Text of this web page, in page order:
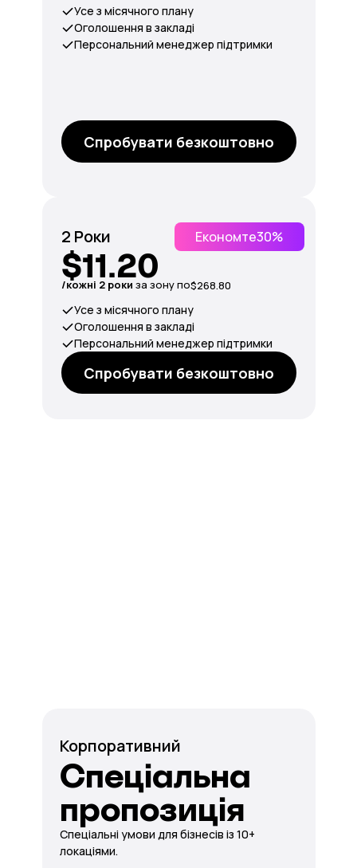
Усе з місячного плану
Оголошення в закладі
Персональний менеджер підтримки
Спробувати безкоштовно
2 Роки Економте30%
$11.20
/кожні 2 роки за зону по$268.80
Усе з місячного плану
Оголошення в закладі
Персональний менеджер підтримки
Спробувати безкоштовно
Корпоративний
Спеціальна
пропозиція
Спеціальні умови для бізнесів із 10+
локаціями.